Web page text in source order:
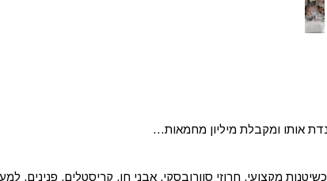
אותו ומקבלת מיליון מחמאות…